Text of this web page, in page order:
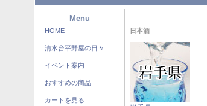
Menu
HOME
清水台平野屋の日々
イベント案内
おすすめの商品
カートを見る
日本酒